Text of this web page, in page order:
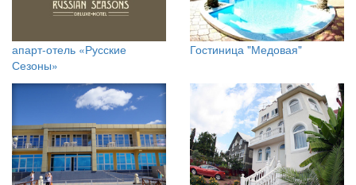
апарт-отель «Русские
Сезоны»
Гостиница "Медовая"